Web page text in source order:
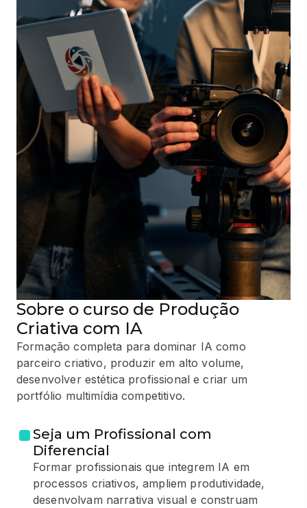
Sobre o curso de Produção
Criativa com IA
Formação completa para dominar IA como
parceiro criativo, produzir em alto volume,
desenvolver estética profissional e criar um
portfólio multimídia competitivo.
Seja um Profissional com
Diferencial
Formar profissionais que integrem IA em
processos criativos, ampliem produtividade,
desenvolvam narrativa visual e construam